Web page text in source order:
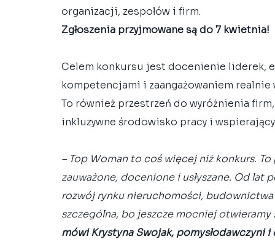
organizacji, zespołów i firm.
Zgłoszenia przyjmowane są do 7 kwietnia!
Celem konkursu jest docenienie liderek,
kompetencjami i zaangażowaniem realnie
To również przestrzeń do wyróżnienia
inkluzywne środowisko pracy i
– Top Woman to coś więcej niż konkurs.
zauważone, docenione i usłyszane. Od lat
rozwój rynku nieruchomości,
szczególna, bo jeszcze mocniej
mówi Krystyna Swojak, pomysłodawczyni